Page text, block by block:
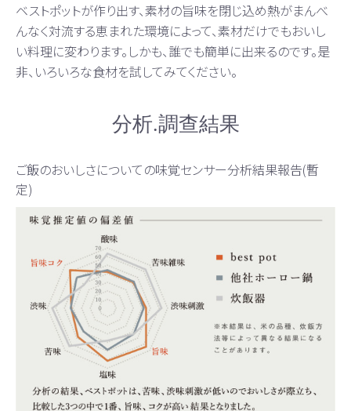
ベストポットが作り出す、素材の旨味を閉じ込め熱がまんべ
んなく対流する恵まれた環境によって、素材だけでもおいし
い料理に変わります。しかも、誰でも簡単に出来るのです。是
非、いろいろな食材を試してみてください。
分析.調查結果
ご飯のおいしさについての味覚センサー分析結果報告(暫
定)